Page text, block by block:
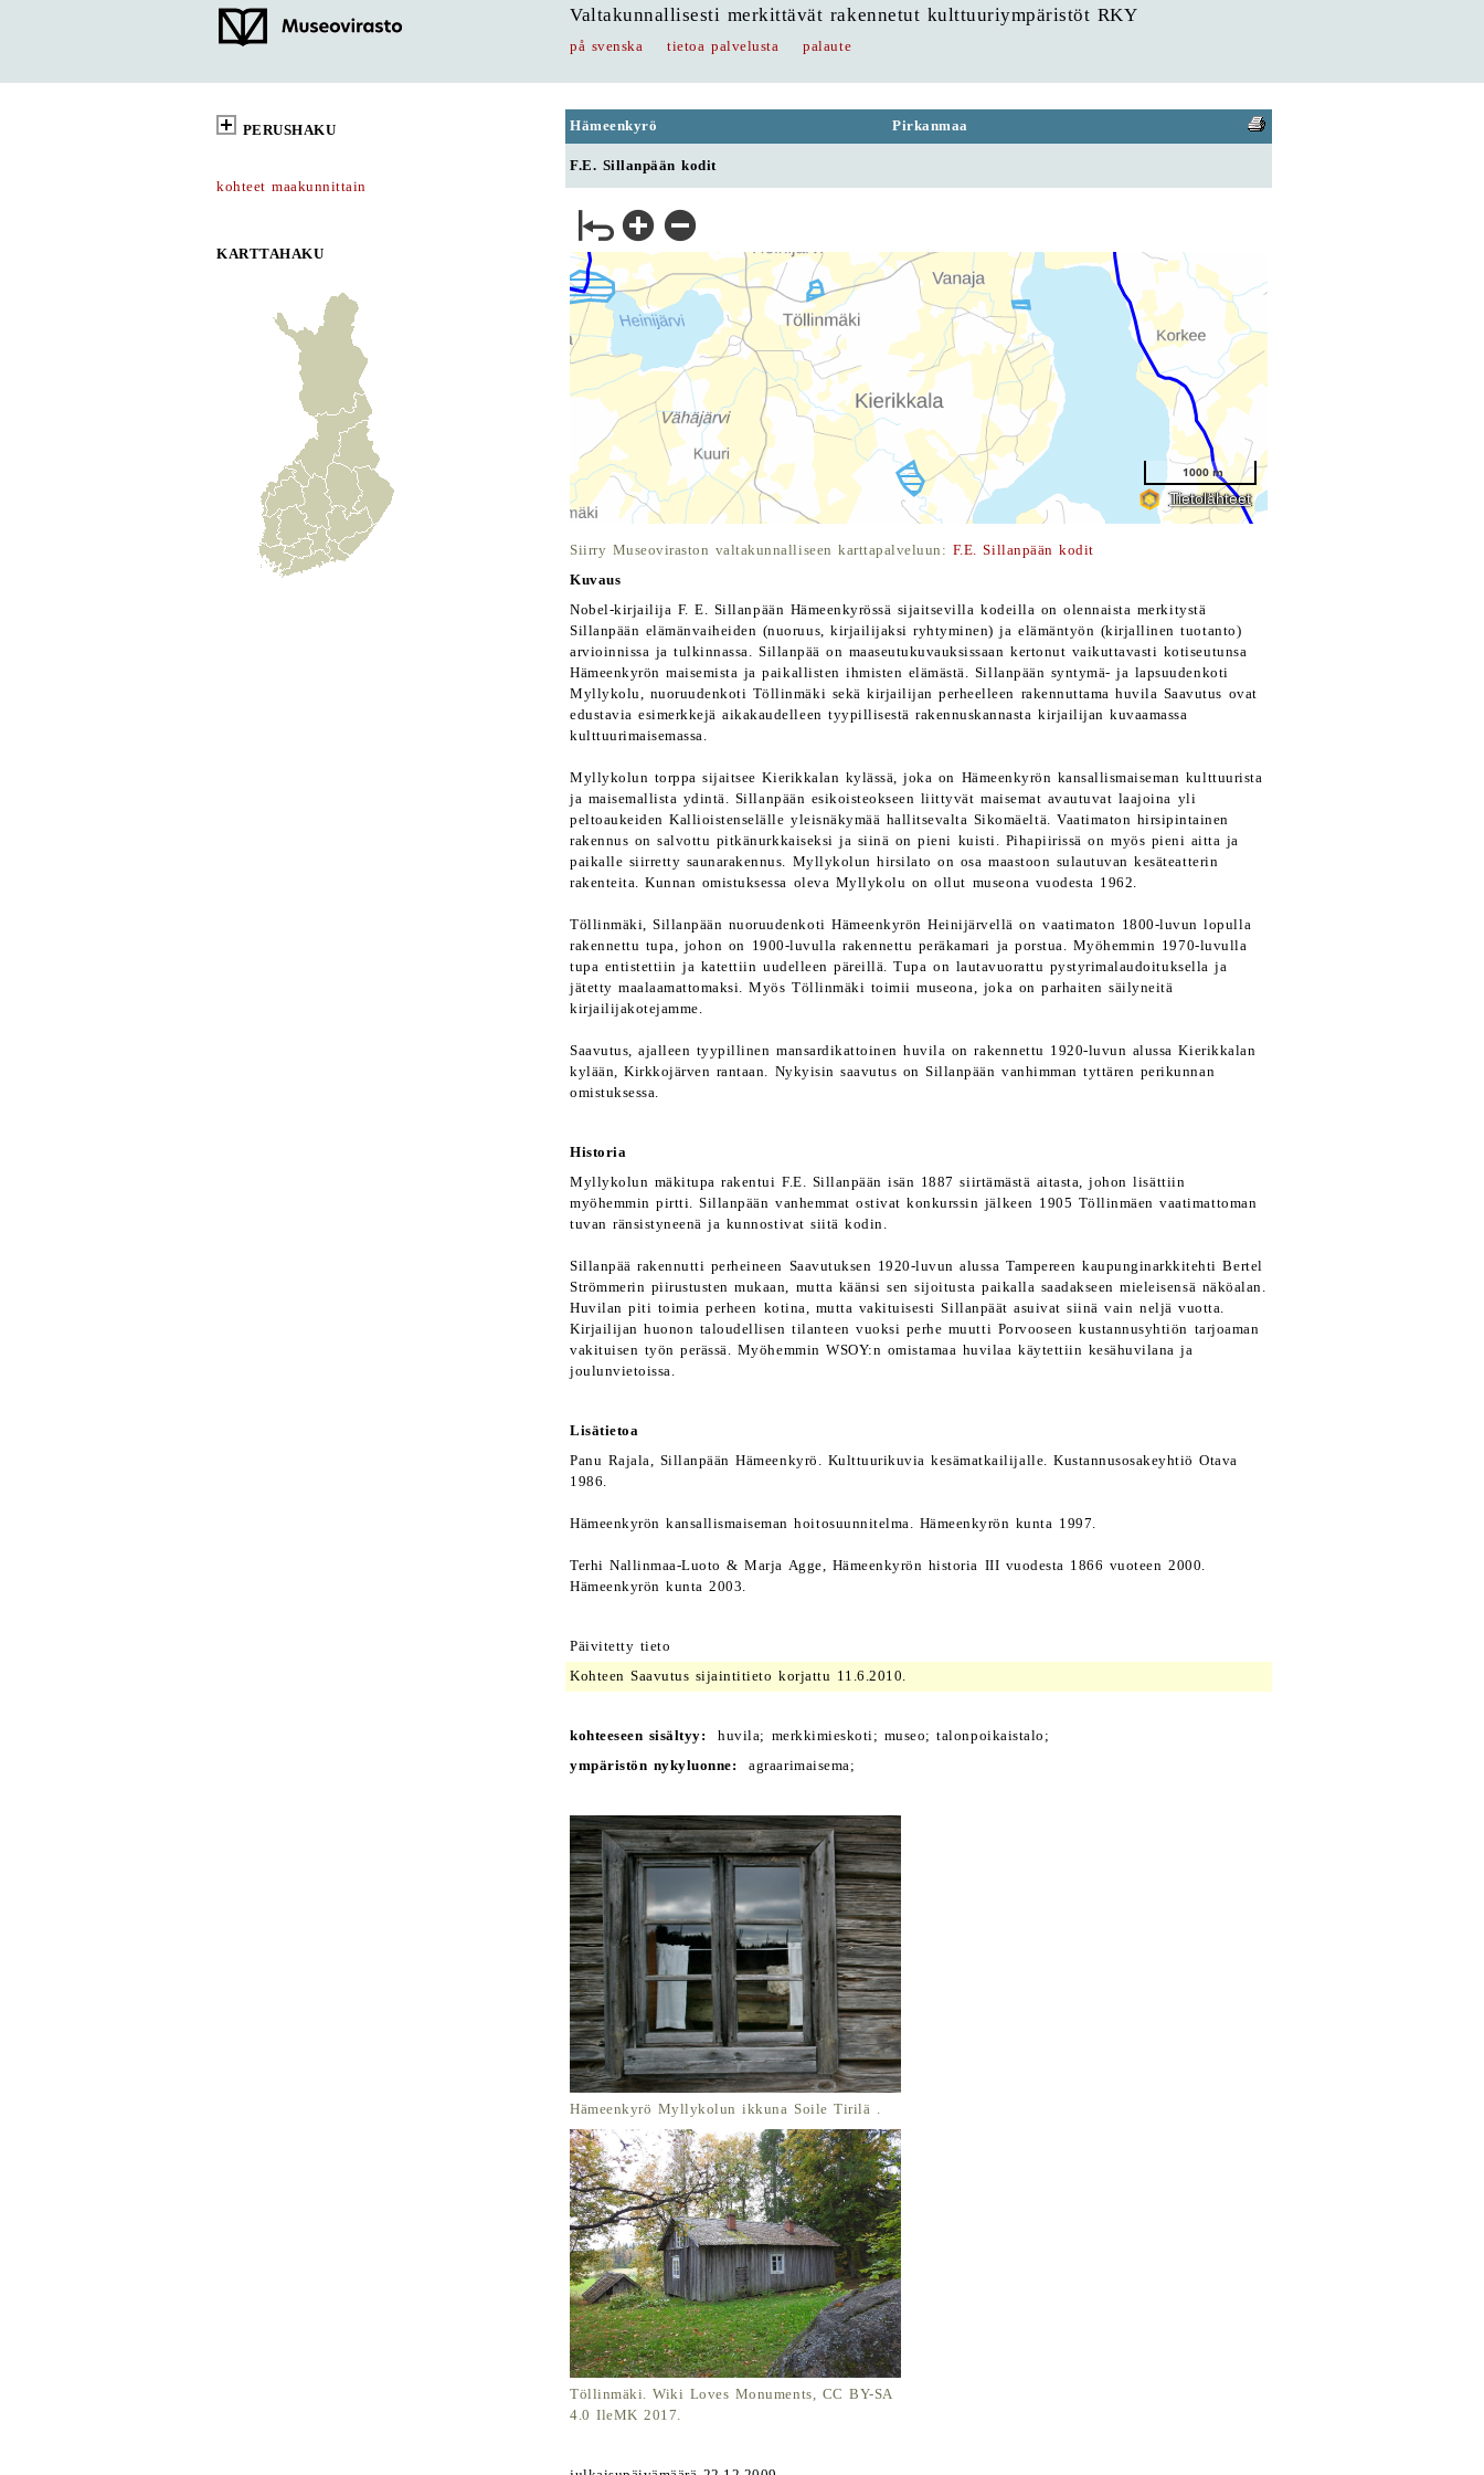
Valtakunnallisesti merkittävät rakennetut kulttuuriympäristöt RKY
på svenska tietoa palvelusta palaute
PERUSHAKU
kohteet maakunnittain
KARTTAHAKU
Hämeenkyrö Pirkanmaa
F.E. Sillanpään kodit
Siirry Museoviraston valtakunnalliseen karttapalveluun: F.E. Sillanpään kodit
Kuvaus
Nobel-kirjailija F. E. Sillanpään Hämeenkyrössä sijaitsevilla kodeilla on olennaista merkitystä
Sillanpään elämänvaiheiden (nuoruus, kirjailijaksi ryhtyminen) ja elämäntyön (kirjallinen tuotanto)
arvioinnissa ja tulkinnassa. Sillanpää on maaseutukuvauksissaan kertonut vaikuttavasti kotiseutunsa
Hämeenkyrön maisemista ja paikallisten ihmisten elämästä. Sillanpään syntymä- ja lapsuudenkoti
Myllykolu, nuoruudenkoti Töllinmäki sekä kirjailijan perheelleen rakennuttama huvila Saavutus ovat
edustavia esimerkkejä aikakaudelleen tyypillisestä rakennuskannasta kirjailijan kuvaamassa
kulttuurimaisemassa.
Myllykolun torppa sijaitsee Kierikkalan kylässä, joka on Hämeenkyrön kansallismaiseman kulttuurista
ja maisemallista ydintä. Sillanpään esikoisteokseen liittyvät maisemat avautuvat laajoina yli
peltoaukeiden Kallioistenselälle yleisnäkymää hallitsevalta Sikomäeltä. Vaatimaton hirsipintainen
rakennus on salvottu pitkänurkkaiseksi ja siinä on pieni kuisti. Pihapiirissä on myös pieni aitta ja
paikalle siirretty saunarakennus. Myllykolun hirsilato on osa maastoon sulautuvan kesäteatterin
rakenteita. Kunnan omistuksessa oleva Myllykolu on ollut museona vuodesta 1962.
Töllinmäki, Sillanpään nuoruudenkoti Hämeenkyrön Heinijärvellä on vaatimaton 1800-luvun lopulla
rakennettu tupa, johon on 1900-luvulla rakennettu peräkamari ja porstua. Myöhemmin 1970-luvulla
tupa entistettiin ja katettiin uudelleen päreillä. Tupa on lautavuorattu pystyrimalaudoituksella ja
jätetty maalaamattomaksi. Myös Töllinmäki toimii museona, joka on parhaiten säilyneitä
kirjailijakotejamme.
Saavutus, ajalleen tyypillinen mansardikattoinen huvila on rakennettu 1920-luvun alussa Kierikkalan
kylään, Kirkkojärven rantaan. Nykyisin saavutus on Sillanpään vanhimman tyttären perikunnan
omistuksessa.
Historia
Myllykolun mäkitupa rakentui F.E. Sillanpään isän 1887 siirtämästä aitasta, johon lisättiin
myöhemmin pirtti. Sillanpään vanhemmat ostivat konkurssin jälkeen 1905 Töllinmäen vaatimattoman
tuvan ränsistyneenä ja kunnostivat siitä kodin.
Sillanpää rakennutti perheineen Saavutuksen 1920-luvun alussa Tampereen kaupunginarkkitehti Bertel
Strömmerin piirustusten mukaan, mutta käänsi sen sijoitusta paikalla saadakseen mieleisensä näköalan.
Huvilan piti toimia perheen kotina, mutta vakituisesti Sillanpäät asuivat siinä vain neljä vuotta.
Kirjailijan huonon taloudellisen tilanteen vuoksi perhe muutti Porvooseen kustannusyhtiön tarjoaman
vakituisen työn perässä. Myöhemmin WSOY:n omistamaa huvilaa käytettiin kesähuvilana ja
joulunvietoissa.
Lisätietoa
Panu Rajala, Sillanpään Hämeenkyrö. Kulttuurikuvia kesämatkailijalle. Kustannusosakeyhtiö Otava
1986.
Hämeenkyrön kansallismaiseman hoitosuunnitelma. Hämeenkyrön kunta 1997.
Terhi Nallinmaa-Luoto & Marja Agge, Hämeenkyrön historia III vuodesta 1866 vuoteen 2000.
Hämeenkyrön kunta 2003.
Päivitetty tieto
Kohteen Saavutus sijaintitieto korjattu 11.6.2010.
kohteeseen sisältyy: huvila; merkkimieskoti; museo; talonpoikaistalo;
ympäristön nykyluonne: agraarimaisema;
Hämeenkyrö Myllykolun ikkuna Soile Tirilä .
Töllinmäki. Wiki Loves Monuments, CC BY-SA
4.0 IleMK 2017.